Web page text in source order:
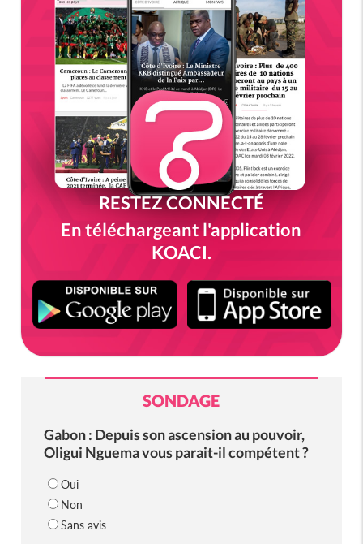
RESTEZ CONNECTÉ
En téléchargeant l'application
KOACI.
SONDAGE
Gabon : Depuis son ascension au pouvoir,
Oligui Nguema vous parait-il compétent ?
Oui
Non
Sans avis